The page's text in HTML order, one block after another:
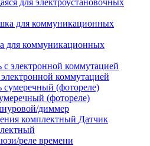
для электроустановочных
для коммуникационных
коммутацией
(фотореле)
диммер
Датчик
реле времени